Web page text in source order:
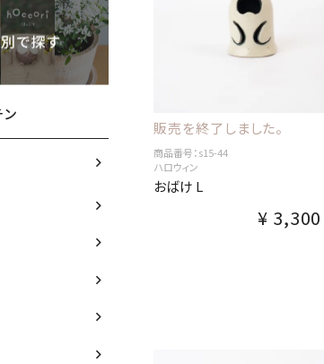
ン
販売を終了しました。
商品番号：s15-44
ハロウィン
おばけ L
¥ 3,300